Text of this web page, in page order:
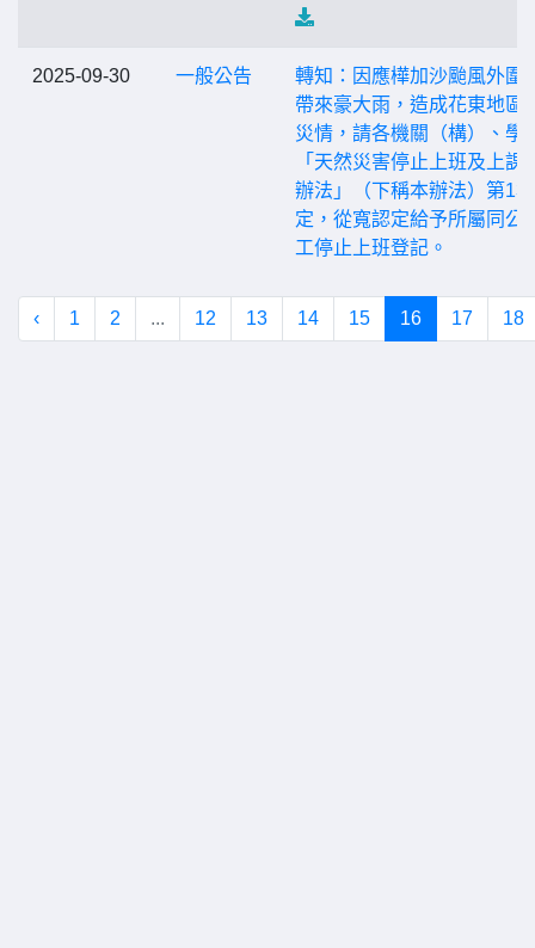
2025-09-30 一般公告
轉知：因應樺加沙颱風外圍
帶來豪大雨，造成花東地區
災情，請各機關（構）、學
「天然災害停止上班及上課
辦法」（下稱本辦法）第13
定，從寬認定給予所屬同公
工停止上班登記。
‹ 1 2 ... 12 13 14 15 16 17 18